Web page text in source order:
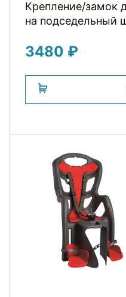
Крепление/замок
на подседельный
3480 ₽